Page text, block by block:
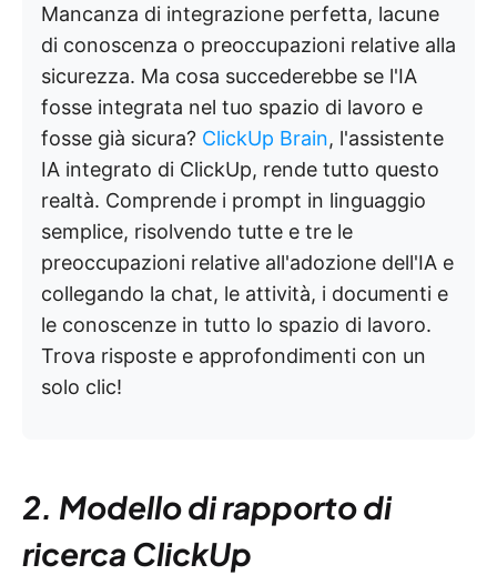
Mancanza di integrazione perfetta, lacune
di conoscenza o preoccupazioni relative alla
sicurezza. Ma cosa succederebbe se l'IA
fosse integrata nel tuo spazio di lavoro e
fosse già sicura? ClickUp Brain, l'assistente
IA integrato di ClickUp, rende tutto questo
realtà. Comprende i prompt in linguaggio
semplice, risolvendo tutte e tre le
preoccupazioni relative all'adozione dell'IA e
collegando la chat, le attività, i documenti e
le conoscenze in tutto lo spazio di lavoro.
Trova risposte e approfondimenti con un
solo clic!
2. Modello di rapporto di
ricerca ClickUp